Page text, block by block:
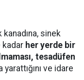
sinek
kadar her yerde bir
tesadüfen
yarattığını ve idare